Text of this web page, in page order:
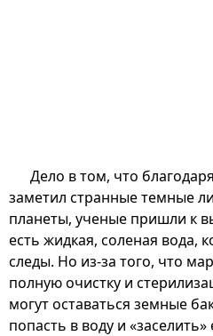
Дело в том, что
заметил странные темные
планеты, ученые пришли к
есть жидкая, соленая вода,
следы. Но из-за того, что
полную очистку и
могут оставаться земные
попасть в воду и «заселить»